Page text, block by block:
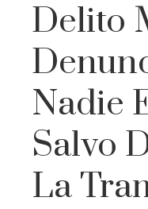
Delito
Nadie
Salvo
La